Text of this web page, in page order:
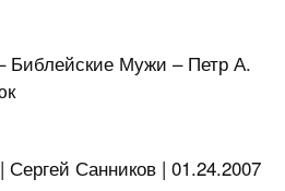
Библейские Мужи – Петр А.
Санников | 01.24.2007